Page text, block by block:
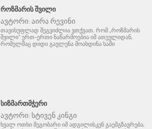
ᲠᲝᲖᲛᲐᲠᲘᲡ ᲨᲕᲘᲚᲘ
ავტორი: აირა რევინი
თავისუფლად შეგვიძლია ვთქვათ, რომ „როზმარის
შვილი" ერთ-ერთი ნაწარმოებია იმ ათეულიდან,
რომელმაც დიდი გავლენა მოახდინა საში
ᲡᲘᲖᲛᲐᲠᲗᲛᲭᲔᲠᲘ
ავტორი: სტივენ კინგი
ხვალ ოთხი მეგობარი იმ ადგილისკენ გაემგზავრება,